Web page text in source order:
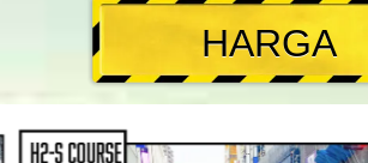
HARGA